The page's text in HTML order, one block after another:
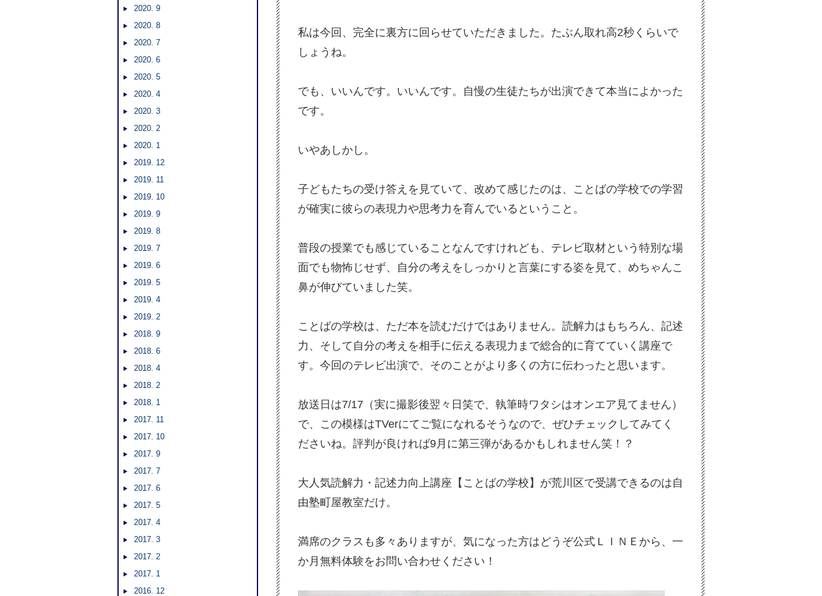
私は今回、完全に裏方に回らせていただきました。たぶん取れ高2秒くらいで
しょうね。
でも、いいんです。いいんです。自慢の生徒たちが出演できて本当によかった
です。
いやあしかし。
子どもたちの受け答えを見ていて、改めて感じたのは、ことばの学校での学習
が確実に彼らの表現力や思考力を育んでいるということ。
普段の授業でも感じていることなんですけれども、テレビ取材という特別な場
面でも物怖じせず、自分の考えをしっかりと言葉にする姿を見て、めちゃんこ
鼻が伸びていました笑。
ことばの学校は、ただ本を読むだけではありません。読解力はもちろん、記述
力、そして自分の考えを相手に伝える表現力まで総合的に育てていく講座で
す。今回のテレビ出演で、そのことがより多くの方に伝わったと思います。
放送日は7/17（実に撮影後翌々日笑で、執筆時ワタシはオンエア見てません）
で、この模様はTVerにてご覧になれるそうなので、ぜひチェックしてみてく
ださいね。評判が良ければ9月に第三弾があるかもしれません笑！？
大人気読解力・記述力向上講座【ことばの学校】が荒川区で受講できるのは自
由塾町屋教室だけ。
満席のクラスも多々ありますが、気になった方はどうぞ公式ＬＩＮＥから、一
か月無料体験をお問い合わせください！
2020. 9
2020. 8
2020. 7
2020. 6
2020. 5
2020. 4
2020. 3
2020. 2
2020. 1
2019. 12
2019. 11
2019. 10
2019. 9
2019. 8
2019. 7
2019. 6
2019. 5
2019. 4
2019. 2
2018. 9
2018. 6
2018. 4
2018. 2
2018. 1
2017. 11
2017. 10
2017. 9
2017. 7
2017. 6
2017. 5
2017. 4
2017. 3
2017. 2
2017. 1
2016. 12